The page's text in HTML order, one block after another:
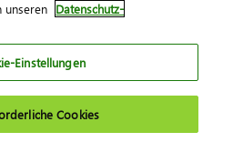
AGBKontakt
Einstellungen
unseren Datenschutz-
Einstellungen
Cookies